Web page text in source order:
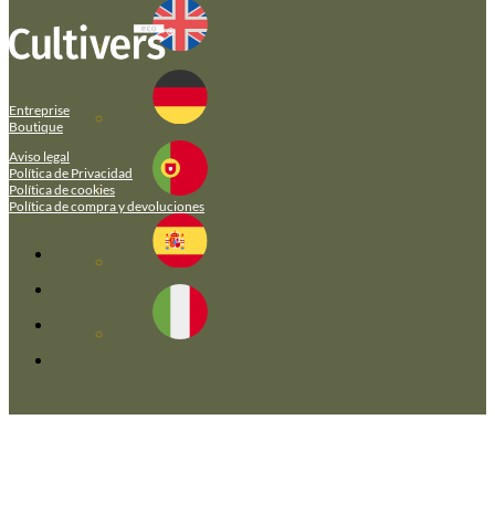
Entreprise
Boutique
Aviso legal
Política de Privacidad
Política de cookies
Política de compra y devoluciones